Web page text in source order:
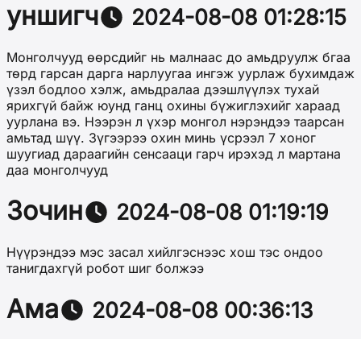
уншигч 2024-08-08 01:28:15
Монголчууд өөрсдийг нь малнаас до амьдруулж бгаа
төрд гарсан дарга нарлуугаа ингэж уурлаж бухимдаж
үзэл бодлоо хэлж, амьдралаа дээшлүүлэх тухай
ярихгүй байж юунд ганц охины бүжиглэхийг хараад
уурлана вэ. Нээрэн л үхэр монгол нэрэндээ таарсан
амьтад шүү. Зүгээрээ охин минь үсрээл 7 хоног
шуугиад дараагийн сенсааци гарч ирэхэд л мартана
даа монголчууд
Зочин 2024-08-08 01:19:19
Нүүрэндээ мэс засал хийлгэснээс хош тэс ондоо
танигдахгүй робот шиг болжээ
Ама 2024-08-08 00:36:13